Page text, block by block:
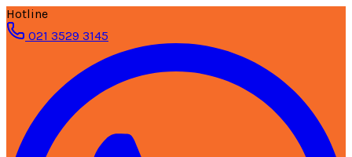
Hotline
021 3529 3145